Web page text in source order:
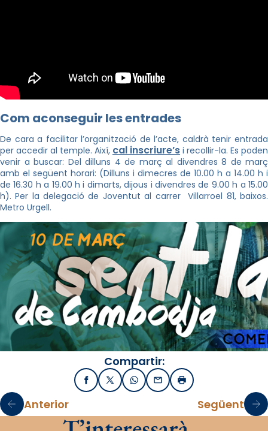
Com aconseguir les entrades
De cara a facilitar l’organització de l’acte, caldrà tenir entrada
per accedir al temple. Així, cal inscriure’s i recollir-la. Es poden
venir a buscar: Del dilluns 4 de març al divendres 8 de març
amb el següent horari: (Dilluns i dimecres de 10.00 h a 14.00 h i
de 16.30 h a 19.00 h i dimarts, dijous i divendres de 9.00 h a 15.00
h). Per la delegació de Joventut al carrer Villarroel 81, baixos.
Metro Urgell.
Compartir:
FacebookX / TwitterWhatsApp
EmailImprimir
Anterior Següent